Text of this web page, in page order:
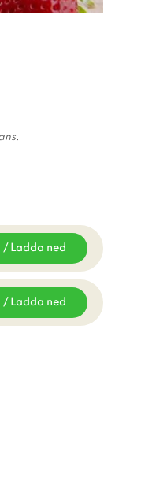
/ Ladda ned
/ Ladda ned